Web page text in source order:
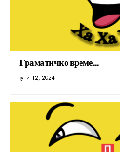
Граматичко време…
јуни 12, 2024